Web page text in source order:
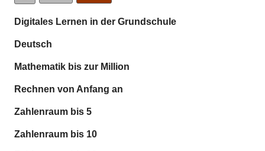
Digitales Lernen in der Grundschule
Deutsch
Mathematik bis zur Million
Rechnen von Anfang an
Zahlenraum bis 5
Zahlenraum bis 10